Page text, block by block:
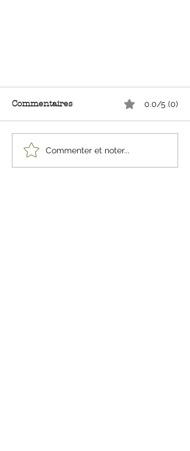
Couture invisible
Commentaires 0.0/5 (0)
Commenter et noter...